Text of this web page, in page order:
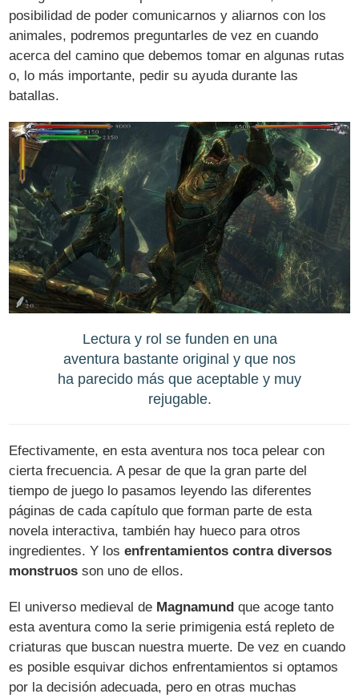
posibilidad de poder comunicarnos y aliarnos con los
animales, podremos preguntarles de vez en cuando
acerca del camino que debemos tomar en algunas rutas
o, lo más importante, pedir su ayuda durante las
batallas.
Lectura y rol se funden en una
aventura bastante original y que nos
ha parecido más que aceptable y muy
rejugable.
Efectivamente, en esta aventura nos toca pelear con
cierta frecuencia. A pesar de que la gran parte del
tiempo de juego lo pasamos leyendo las diferentes
páginas de cada capítulo que forman parte de esta
novela interactiva, también hay hueco para otros
ingredientes. Y losenfrentamientos contra diversos
monstruos son uno de ellos.
El universo medieval de Magnamund que acoge tanto
esta aventura como la serie primigenia está repleto de
criaturas que buscan nuestra muerte. De vez en cuando
es posible esquivar dichos enfrentamientos si optamos
por la decisión adecuada, pero en otras muchas